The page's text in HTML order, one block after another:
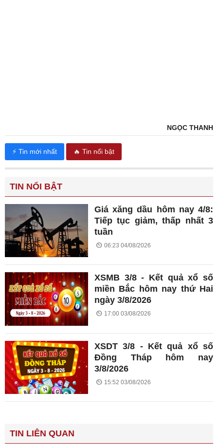
NGỌC THANH
⚡ Tin mới nhất 🔥 Tin nổi bật
TIN NỔI BẬT
Giá xăng dầu hôm nay 4/8:
Tiếp tục giảm, thấp nhất 3
tuần
06:23 04/08/2026
XSMB 3/8 - Kết quả xổ số
miền Bắc hôm nay thứ Hai
ngày 3/8/2026
17:00 03/08/2026
XSDT 3/8 - Kết quả xổ số
Đồng Tháp hôm nay
3/8/2026
15:52 03/08/2026
TIN LIÊN QUAN